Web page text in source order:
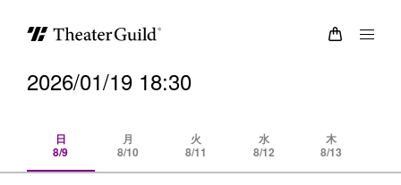
2026/01/19 18:30
日
8/9
月
8/10
火
8/11
水
8/12
木
8/13